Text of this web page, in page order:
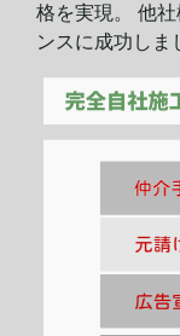
格を実現。 他
ンスに 成功しま